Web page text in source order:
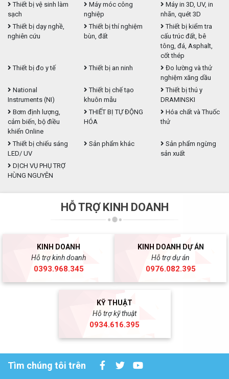
Thiết bị vệ sinh làm
sạch
Máy móc công
nghiệp
Máy in 3D, UV, in
nhãn, quét 3D
Thiết bị dạy nghề,
nghiên cứu
Thiết bị thí nghiệm
bùn, đất
Thiết bị kiểm tra
cấu trúc đất, bê
tông, đá, Asphalt,
cốt thép
Thiết bị đo y tế
Thiết bị an ninh
Đo lường và thử
nghiệm xăng dầu
National
Instruments (NI)
Thiết bị chế tạo
khuôn mẫu
Thiết bị thú y
DRAMINSKI
Bơm định lượng,
cảm biến, bộ điều
khiển Online
THIẾT BỊ TỰ ĐỘNG
HÓA
Hóa chất và Thuốc
thử
Thiết bị chiếu sáng
LED/ UV
Sản phẩm khác
Sản phẩm ngừng
sản xuất
DỊCH VỤ PHỤ TRỢ
HÙNG NGUYÊN
HỖ TRỢ KINH DOANH
KINH DOANH
Hỗ trợ kinh doanh
0393.968.345
KINH DOANH DỰ ÁN
Hỗ trợ dự án
0976.082.395
KỸ THUẬT
Hỗ trợ kỹ thuật
0934.616.395
Tìm chúng tôi trên